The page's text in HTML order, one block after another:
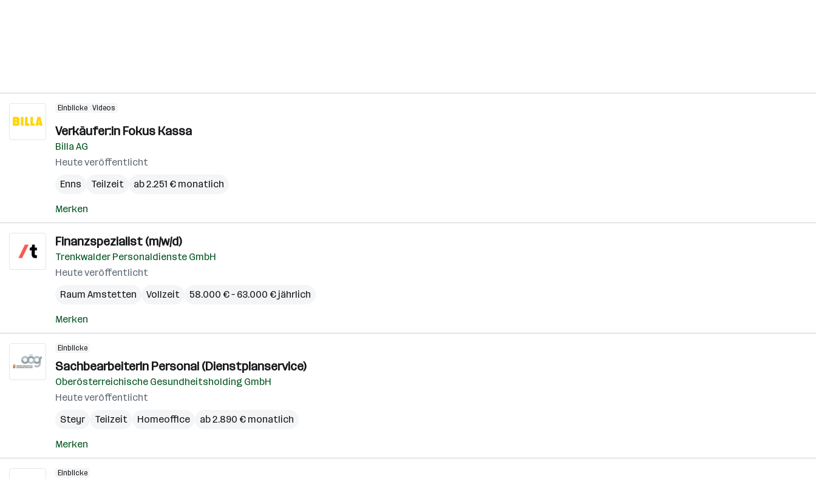
Einblicke Videos
Verkäufer:in Fokus Kassa
Billa AG
Heute veröffentlicht
Enns
Teilzeit ab 2.251 € monatlich
Merken
Finanzspezialist (m/w/d)
Trenkwalder Personaldienste GmbH
Heute veröffentlicht
Raum Amstetten
Vollzeit 58.000 € – 63.000 € jährlich
Merken
Einblicke
SachbearbeiterIn Personal (Dienstplanservice)
Oberösterreichische Gesundheitsholding GmbH
Heute veröffentlicht
Steyr
Teilzeit Homeoffice ab 2.890 € monatlich
Merken
Einblicke